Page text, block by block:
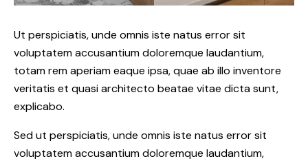
Ut perspiciatis, unde omnis iste natus error sit
voluptatem accusantium doloremque laudantium,
totam rem aperiam eaque ipsa, quae ab illo inventore
veritatis et quasi architecto beatae vitae dicta sunt,
explicabo.
Sed ut perspiciatis, unde omnis iste natus error sit
voluptatem accusantium doloremque laudantium,